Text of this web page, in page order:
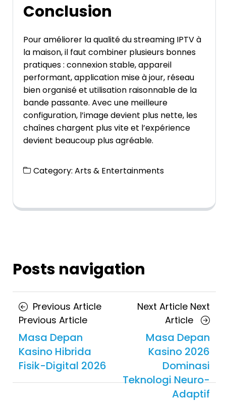
Conclusion
Pour améliorer la qualité du streaming IPTV à
la maison, il faut combiner plusieurs bonnes
pratiques : connexion stable, appareil
performant, application mise à jour, réseau
bien organisé et utilisation raisonnable de la
bande passante. Avec une meilleure
configuration, l’image devient plus nette, les
chaînes chargent plus vite et l’expérience
devient beaucoup plus agréable.
Category: Arts & Entertainments
Posts navigation
Previous Article
Previous Article
Masa Depan
Kasino Hibrida
Fisik-Digital 2026
Next Article Next
Article
Masa Depan
Kasino 2026
Dominasi
Teknologi Neuro-
Adaptif